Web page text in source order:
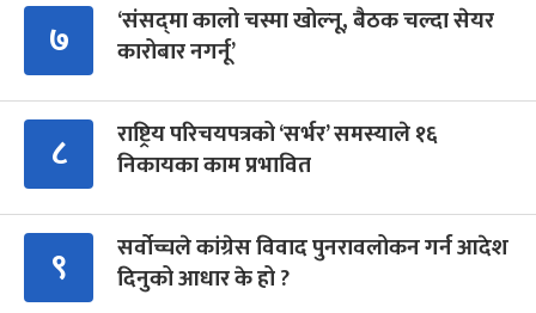
७
‘संसद्‍मा कालो चस्मा खोल्नू, बैठक चल्दा सेयर
कारोबार नगर्नू’
८
राष्ट्रिय परिचयपत्रको ‘सर्भर’ समस्याले १६
निकायका काम प्रभावित
९
सर्वोच्चले कांग्रेस विवाद पुनरावलोकन गर्न आदेश
दिनुको आधार के हो ?